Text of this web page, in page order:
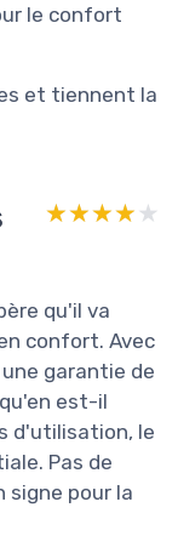
le confort
et tiennent la
★★★★★
★★★★★
qu'il va
confort. Avec
une garantie de
est-il
d'utilisation, le
Pas de
signe pour la